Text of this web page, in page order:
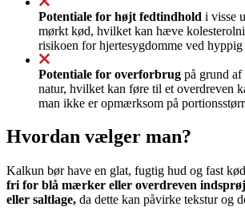
Potentiale for højt fedtindhold i visse
mørkt kød, hvilket kan hæve
risikoen for hjertesygdomme ved hyppig
Potentiale for overforbrug på grund af
natur, hvilket kan føre til et overdreven
man ikke er opmærksom på
Hvordan vælger man?
Kalkun bør have en glat, fugtig hud og fast
fri for blå mærker eller overdreven
eller saltlage, da dette kan påvirke tekstur og